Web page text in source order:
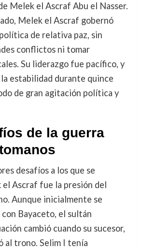
Melek el Ascraf Abu el Nasser.
Melek el Ascraf gobernó
de relativa paz, sin
conflictos ni tomar
Su liderazgo fue pacífico, y
estabilidad durante quince
de gran agitación política y
de la guerra
desafíos a los que se
Ascraf fue la presión del
Aunque inicialmente se
Bayaceto, el sultán
cambió cuando su sucesor,
al trono. Selim I tenía